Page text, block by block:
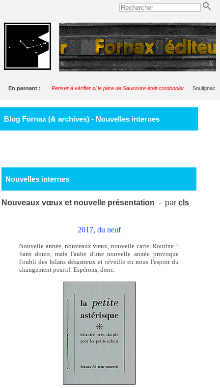
En passant : Penser à vérifier si le père de Saussure était cordonnier. Soulignac
Blog Fornax (& archives) - Nouvelles internes
Nouvelles internes
Nouveaux vœux et nouvelle présentation - parcls
2017, du neuf
Nouvelle année, nouveaux vœux, nouvelle carte. Routine ?
Sans doute, mais l'aube d'une nouvelle année provoque
l'oubli des bilans désastreux et réveille en nous l'espoir du
changement positif. Espérons, donc.